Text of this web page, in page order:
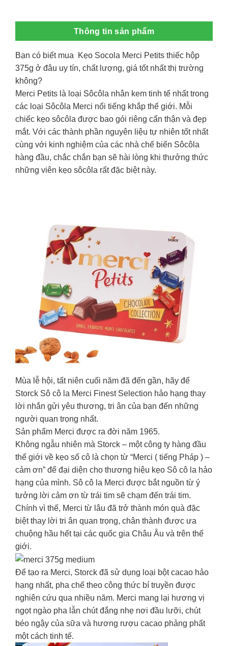
Thông tin sản phẩm
Bạn có biết mua Kẹo Socola Merci Petits thiếc hộp
375g ở đâu uy tín, chất lượng, giá tốt nhất thị trường
không?
Merci Petits là loại Sôcôla nhân kem tinh tế nhất trong
các loại Sôcôla Merci nổi tiếng khắp thế giới. Mỗi
chiếc kẹo sôcôla được bao gói riêng cẩn thận và đẹp
mắt. Với các thành phần nguyên liệu tự nhiên tốt nhất
cùng với kinh nghiệm của các nhà chế biến Sôcôla
hàng đầu, chắc chắn bạn sẽ hài lòng khi thưởng thức
những viên kẹo sôcôla rất đặc biệt này.
Mùa lễ hội, tất niên cuối năm đã đến gần, hãy để
Storck Sô cô la Merci Finest Selection hảo hạng thay
lời nhắn gửi yêu thương, tri ân của bạn đến những
người quan trọng nhất.
Sản phẩm Merci được ra đời năm 1965.
Không ngẫu nhiên mà Storck – một công ty hàng đầu
thế giới về kẹo số cô là chọn từ “Merci ( tiếng Pháp ) –
cảm ơn” để đại diện cho thương hiệu kẹo Sô cô la hảo
hạng của mình. Sô cô la Merci được bắt nguồn từ ý
tưởng lời cảm ơn từ trái tim sẽ chạm đến trái tim.
Chính vì thế, Merci từ lâu đã trở thành món quà đặc
biệt thay lời tri ân quan trọng, chân thành được ưa
chuộng hầu hết tại các quốc gia Châu Âu và trên thế
giới.
Để tạo ra Merci, Storck đã sử dụng loại bột cacao hảo
hạng nhất, pha chế theo công thức bí truyền được
nghiên cứu qua nhiều năm. Merci mang lại hương vị
ngọt ngào pha lẫn chút đắng nhẹ nơi đầu lưỡi, chút
béo ngậy của sữa và hương rượu cacao phảng phất
một cách tinh tế.